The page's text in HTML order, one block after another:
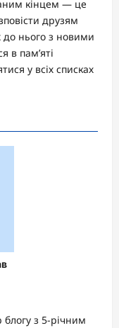
кінцем — це
друзям
до нього з новими
в пам’яті
у всіх списках
з 5-річним